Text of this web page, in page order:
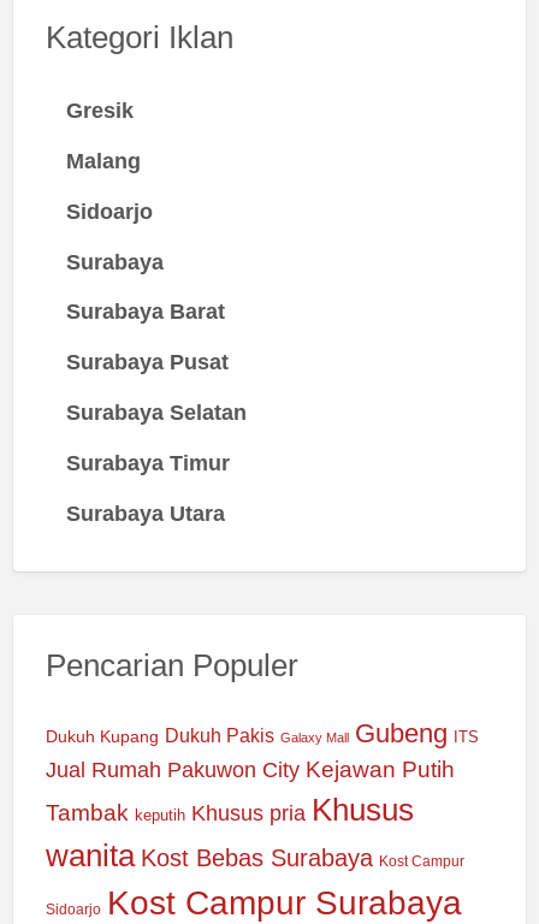
Kategori Iklan
Gresik
Malang
Sidoarjo
Surabaya
Surabaya Barat
Surabaya Pusat
Surabaya Selatan
Surabaya Timur
Surabaya Utara
Pencarian Populer
Dukuh Kupang Dukuh Pakis Galaxy Mall Gubeng ITS
Jual Rumah Pakuwon City Kejawan Putih
Tambak keputih Khusus pria Khusus
wanita Kost Bebas Surabaya Kost Campur
Sidoarjo Kost Campur Surabaya